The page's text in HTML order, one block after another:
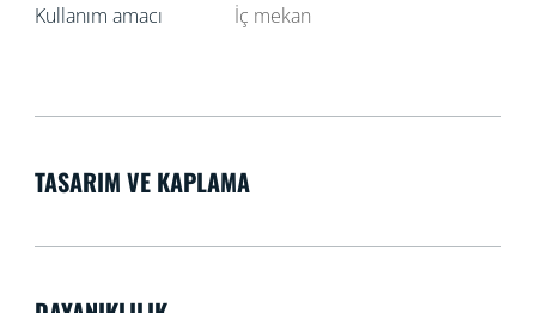
Kullanım amacı İç mekan
TASARIM VE KAPLAMA